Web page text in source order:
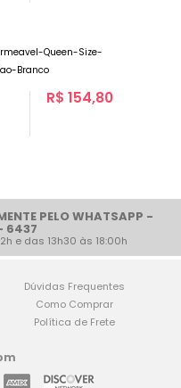
R$ 154,80
PELO WHATSAPP -
6437
e das 13h30 às 18:00h
Dúvidas Frequentes
Como Comprar
Política de Frete